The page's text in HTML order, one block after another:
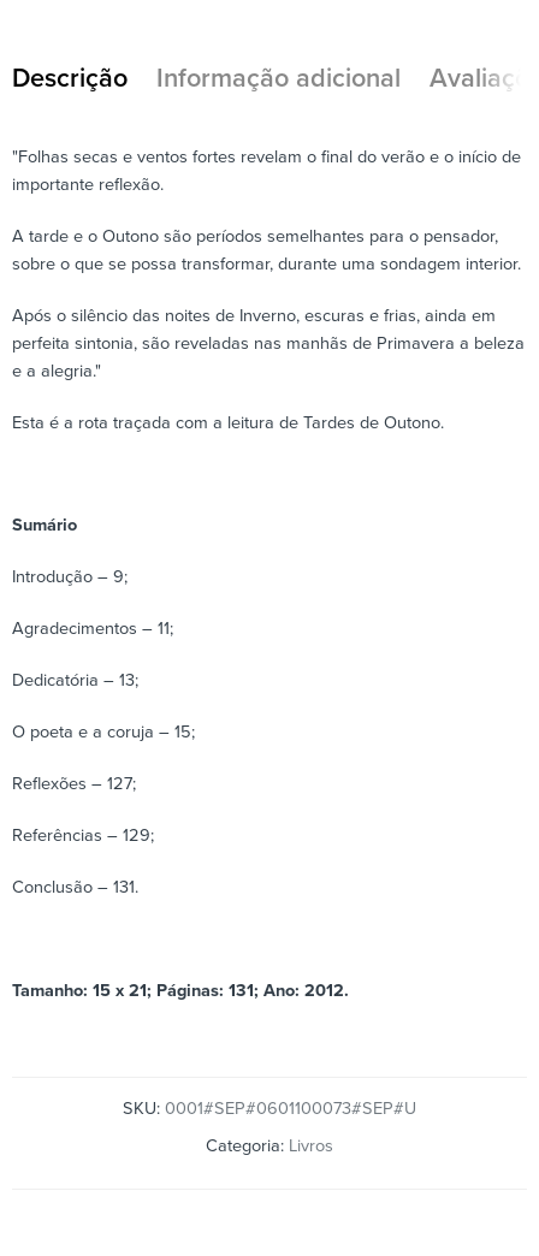
Descrição Informação adicional
"Folhas secas e ventos fortes revelam o final do verão e o início de
importante reflexão.
A tarde e o Outono são períodos semelhantes para o pensador,
sobre o que se possa transformar, durante uma sondagem interior.
Após o silêncio das noites de Inverno, escuras e frias, ainda em
perfeita sintonia, são reveladas nas manhãs de Primavera a beleza
e a alegria."
Esta é a rota traçada com a leitura de Tardes de Outono.
Sumário
Introdução – 9;
Agradecimentos – 11;
Dedicatória – 13;
O poeta e a coruja – 15;
Reflexões – 127;
Referências – 129;
Conclusão – 131.
Tamanho: 15 x 21; Páginas: 131; Ano: 2012.
SKU: 0001#SEP#0601100073#SEP#U
Categoria: Livros